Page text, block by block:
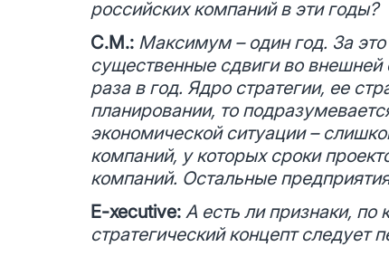
российских компаний в эти годы?
С.М.: Максимум – один год. За
существенные сдвиги во
раза в год. Ядро стратегии, ее
планировании, то
экономической ситуации –
компаний, у которых сроки
компаний. Остальные
E-xecutive: А есть ли признаки,
стратегический концепт следует